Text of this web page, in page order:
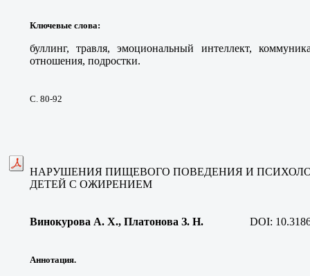
Ключевые слова:
буллинг, травля, эмоциональный интеллект,
отношения, подростки.
С. 80-92
НАРУШЕНИЯ ПИЩЕВОГО ПОВЕДЕНИЯ И
ДЕТЕЙ С ОЖИРЕНИЕМ
Винокурова А. Х., Платонова З. Н. DOI:
Аннотация.